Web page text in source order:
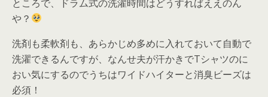
ところで、ドラム式の洗濯時間はどうすればええのん
や？
洗剤も柔軟剤も、あらかじめ多めに入れておいて自動で
洗濯できるんですが、なんせ夫が汗かきでTシャツのに
おい気にするのでうちはワイドハイターと消臭ビーズは
必須！